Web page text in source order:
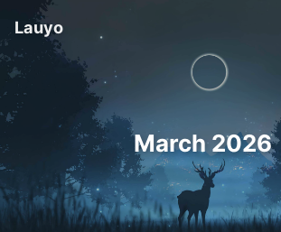
Lauyo
March 2026